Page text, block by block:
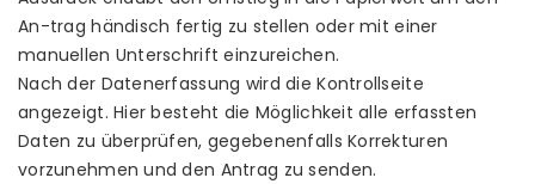
An-trag händisch fertig zu stellen oder mit einer
manuellen Unterschrift einzureichen.
Nach der Datenerfassung wird die Kontrollseite
angezeigt. Hier besteht die Möglichkeit alle erfassten
Daten zu überprüfen, gegebenenfalls Korrekturen
vorzunehmen und den Antrag zu senden.